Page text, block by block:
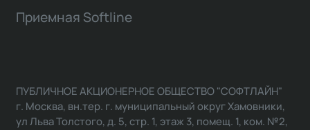
Приемная Softline
ПУБЛИЧНОЕ АКЦИОНЕРНОЕ ОБЩЕСТВО "СОФТЛАЙН"
г. Москва, вн.тер. г. муниципальный округ Хамовники,
ул Льва Толстого, д. 5, стр. 1, этаж 3, помещ. 1, ком. №2,